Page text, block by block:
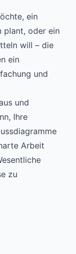
ein
plant, oder ein
will – die
ein
und
und
Ihre
Arbeit
zu